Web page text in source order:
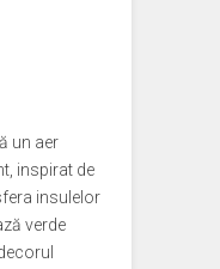
un aer
inspirat de
insulelor
verde